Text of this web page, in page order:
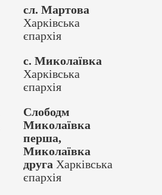
сл. Мартова
Харківська
єпархія
с. Миколаївка
Харківська
єпархія
Слободм
Миколаївка
перша,
Миколаївка
друга Харківська
єпархія